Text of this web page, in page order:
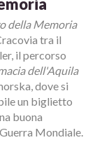
della Memoria
tra il
il percorso
dell'Aquila
dove si
un biglietto
buona
Mondiale.